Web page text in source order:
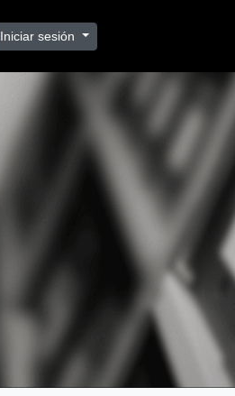
Iniciar sesión